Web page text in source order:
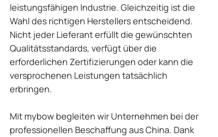
leistungsfähigen Industrie. Gleichzeitig ist die
Wahl des richtigen Herstellers entscheidend.
Nicht jeder Lieferant erfüllt die gewünschten
Qualitätsstandards, verfügt über die
erforderlichen Zertifizierungen oder kann die
versprochenen Leistungen tatsächlich
erbringen.
Mit mybow begleiten wir Unternehmen bei der
professionellen Beschaffung aus China. Dank